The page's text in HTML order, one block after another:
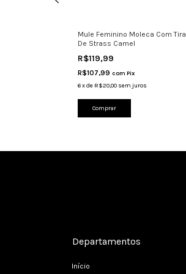
Mule Feminino Moleca Com Tira
De Strass Camel
R$119,99
R$107,99 com Pix
6xde R$20,00 sem juros
Comprar
Departamentos
Início